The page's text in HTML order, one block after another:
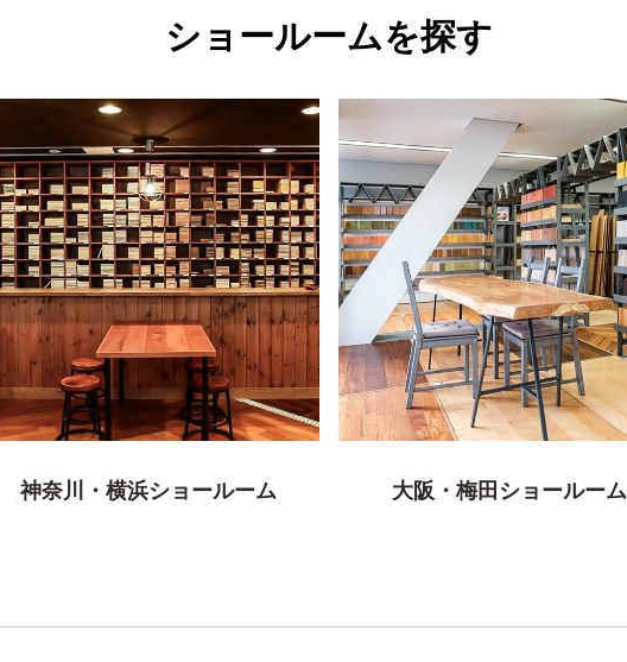
ショールームを探す
神奈川・横浜ショールーム 大阪・梅田ショールーム